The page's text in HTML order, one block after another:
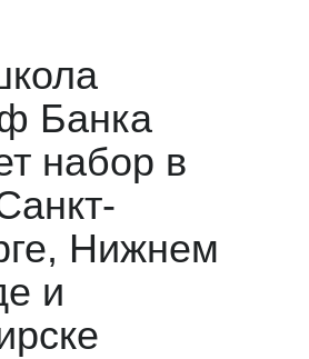
Банка
набор в
Нижнем
и